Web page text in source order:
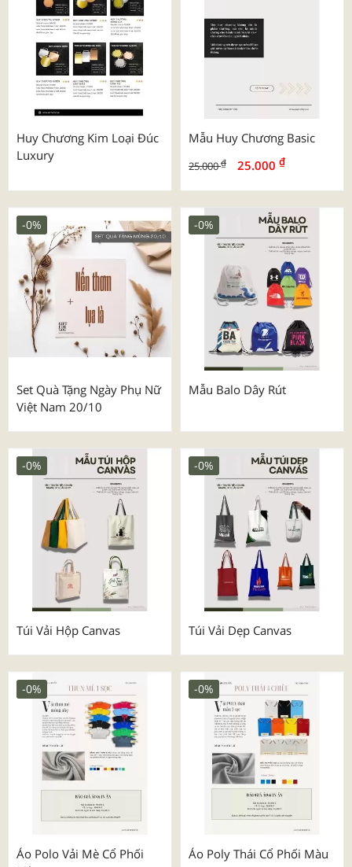
Huy Chương Kim Loại Đúc
Luxury
Mẫu Huy Chương Basic
25.000₫ 25.000 ₫
Set Quà Tặng Ngày Phụ Nữ
Việt Nam 20/10
-0%
Mẫu Balo Dây Rút
-0%
Túi Vải Hộp Canvas
-0%
Túi Vải Dẹp Canvas
-0%
Áo Polo Vải Mè Cổ Phối
-0%
Áo Poly Thái Cổ Phối Màu
-0%